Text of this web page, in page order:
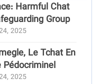
Harmful Chat
Group
2025
Le Tchat En
Pédocriminel
2025